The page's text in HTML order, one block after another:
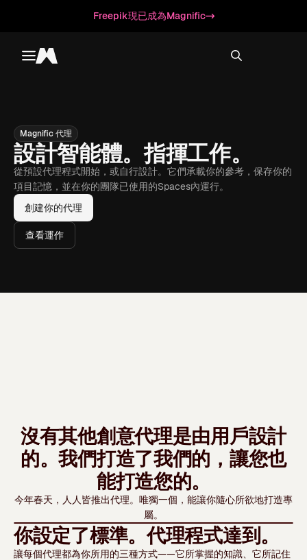
Freepik現已成為Magnific
Toggle menu
Magnific
Magnific 代理
設計智能體。指揮工作。
從預設代理程式開始，或自行設計。它們承載你的參考，保存你的
項目記憶，並在你的團隊已使用的Spaces內運行。
創建你的代理
查看運作
沒有其他創意代理是由用戶設計
的。我們打造了我們的，讓您也
能打造您的。
今年春天，人人皆推出代理。唯獨一個，能讓你隨心所欲地打造專
屬。
Watch video
你設定了標準。代理程式達到。
讓每個代理都為你所用的三種方式——它所掌握的知識、它所記住